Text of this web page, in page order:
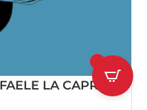
LA CAPRIA